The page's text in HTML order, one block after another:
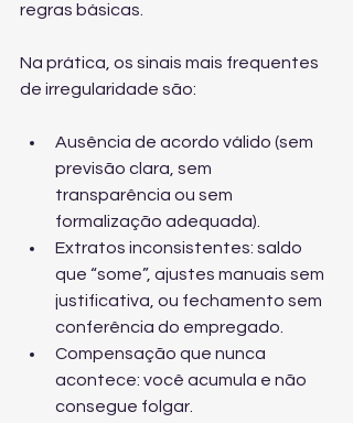
regras básicas.
Na prática, os sinais mais frequentes
de irregularidade são:
Ausência de acordo válido (sem
previsão clara, sem
transparência ou sem
formalização adequada).
Extratos inconsistentes: saldo
que “some”, ajustes manuais sem
justificativa, ou fechamento sem
conferência do empregado.
Compensação que nunca
acontece: você acumula e não
consegue folgar.